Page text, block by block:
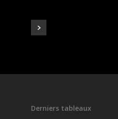
Derniers tableaux